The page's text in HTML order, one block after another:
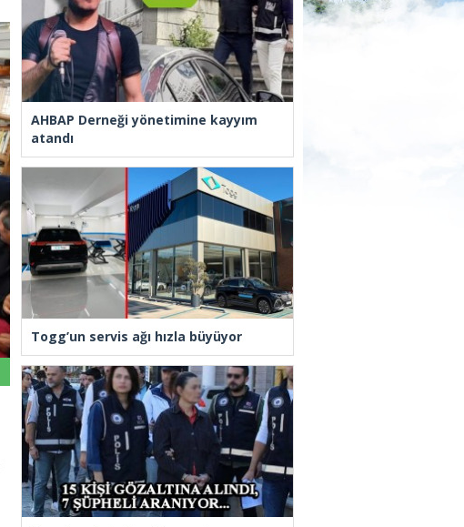
AHBAP Derneği yönetimine kayyım
atandı
Togg’un servis ağı hızla büyüyor